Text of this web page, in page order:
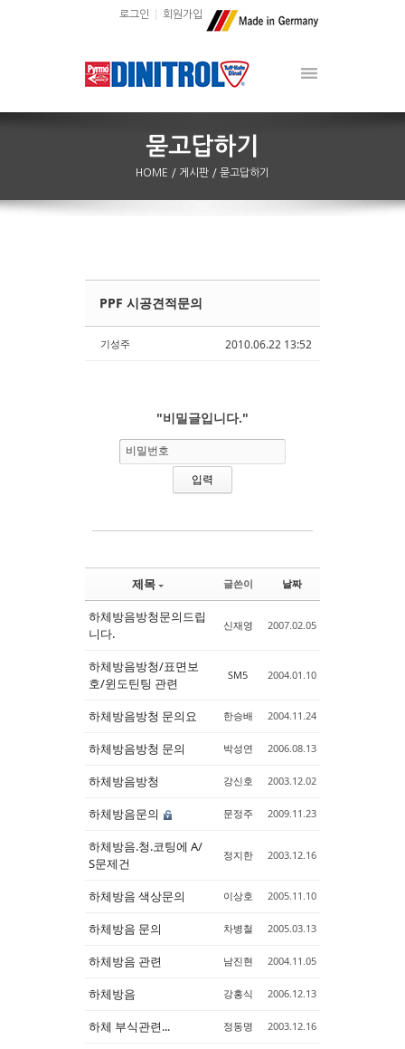
로그인 회원가입
HOME / 게시판 / 묻고답하기
2010.06.22 13:52
PPF 시공견적문의
기성주
"비밀글입니다."
비밀번호
제목 글쓴이 날짜
하체방음방청문의드립
니다.
신재영 2007.02.05
하체방음방청/표면보
호/윈도틴팅 관련
SM5 2004.01.10
하체방음방청 문의요 한승배 2004.11.24
하체방음방청 문의 박성연 2006.08.13
하체방음방청 강신호 2003.12.02
하체방음문의 문정주 2009.11.23
하체방음.청.코팅에 A/
S문제건
정지한 2003.12.16
하체방음 색상문의 이상호 2005.11.10
하체방음 문의 차병철 2005.03.13
하체방음 관련 남진현 2004.11.05
하체방음 강홍식 2006.12.13
하체 부식관련... 정동명 2003.12.16
Sketchbook5, 스케치북5
Sketchbook5, 스케치북5
Sketchbook5, 스케치북5
Sketchbook5, 스케치북5